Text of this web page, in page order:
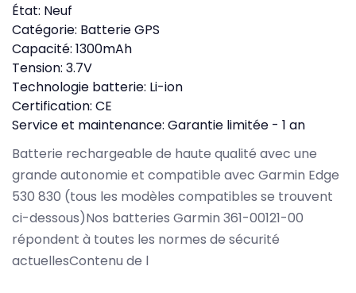
État: Neuf
Catégorie: Batterie GPS
Capacité: 1300mAh
Tension: 3.7V
Technologie batterie: Li-ion
Certification: CE
Service et maintenance: Garantie limitée - 1 an
Batterie rechargeable de haute qualité avec une
grande autonomie et compatible avec Garmin Edge
530 830 (tous les modèles compatibles se trouvent
ci-dessous)Nos batteries Garmin 361-00121-00
répondent à toutes les normes de sécurité
actuellesContenu de l